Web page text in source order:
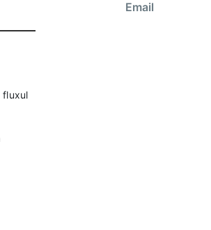
fluxul
Email